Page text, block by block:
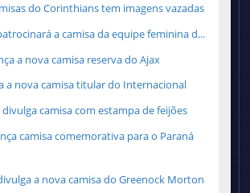
do Corinthians tem imagens vazadas
a camisa da equipe feminina d...
a nova camisa reserva do Ajax
a nova camisa titular do Internacional
divulga camisa com estampa de feijões
camisa comemorativa para o Paraná
a nova camisa do Greenock Morton